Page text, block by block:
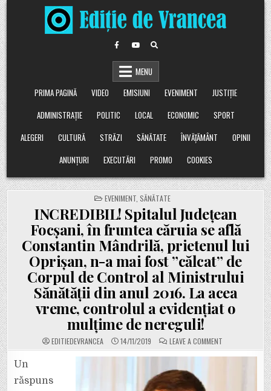
Skip
to
content
MENU
PRIMA PAGINĂ
VIDEO EMISIUNI EVENIMENT
JUSTIȚIE
ADMINISTRAȚIE
POLITIC LOCAL ECONOMIC
SPORT
ALEGERI
CULTURĂ STRĂZI SĂNĂTATE ÎNVĂȚĂMÂNT
OPINII
ANUNȚURI
EXECUTĂRI PROMO COOKIES
POSTED
IN
EVENIMENT SĂNĂTATE
INCREDIBIL! Spitalul Județean
Focșani, în fruntea căruia se află
Constantin Mândrilă, prietenul lui
Oprișan, n-a mai fost ”călcat” de
Corpul de Control al Ministrului
Sănătății din anul 2016. La acea
vreme, controlul a evidențiat o
mulțime de nereguli!
EDITIEDEVRANCEA 14/11/2019 LEAVE A COMMENT
INCREDIBIL!
SPITALUL
Un
răspuns